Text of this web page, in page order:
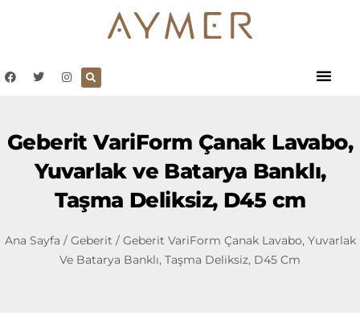
Geberit VariForm Çanak Lavabo,
Yuvarlak ve Batarya Banklı,
Taşma Deliksiz, D45 cm
Ana Sayfa / Geberit / Geberit VariForm Çanak Lavabo, Yuvarlak
Ve Batarya Banklı, Taşma Deliksiz, D45 Cm